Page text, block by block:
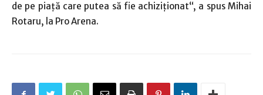
de pe piață care putea să fie achiziționat“, a spus Mihai
Rotaru, la Pro Arena.